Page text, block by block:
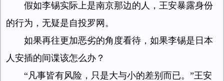
假如李锡实际上是南京那边的人，王安暴露身份
的行为，无疑是自投罗网。
如果再往更加恶劣的角度看待，如果李锡是日本
人安插的间谍该怎么办？
“凡事皆有风险，只是大与小的差别而已。”王安